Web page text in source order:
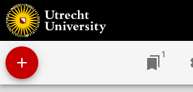
De hut bij de Hoofdkerk
1